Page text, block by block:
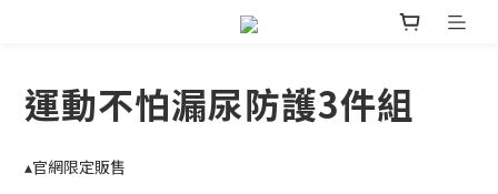
運動不怕漏尿防護3件組
▴官網限定販售